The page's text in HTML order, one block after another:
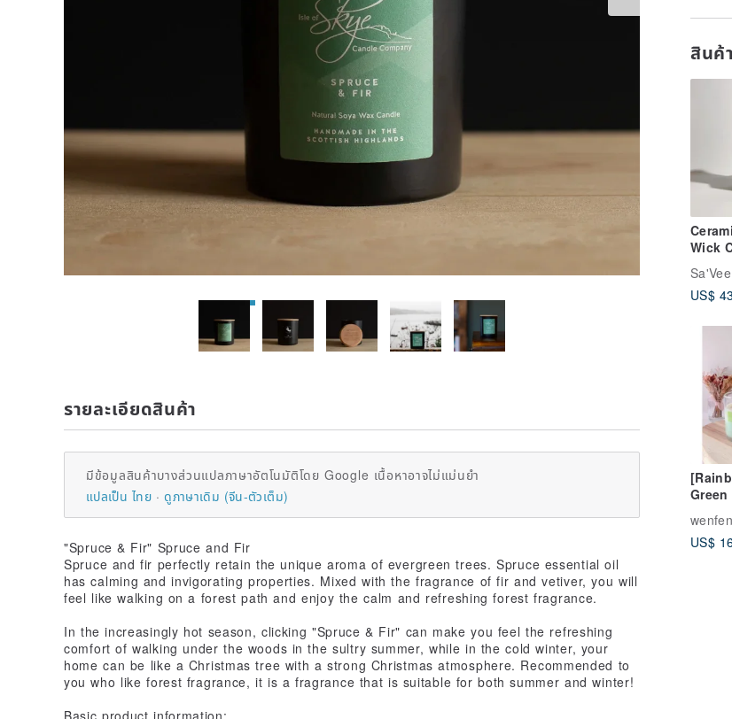
สินค้
Wick
Floral
Sa'Vee
US$
wood
US$
รายละเอียดสินค้า
มีข้อมูลสินค้าบางส่วนแปลภาษาอัตโนมัติโดย Google เนื้อหาอาจไม่แม่นยำ
แปลเป็น ไทย
ดูภาษาเดิม (จีน-ตัวเต็ม)
"Spruce & Fir" Spruce and Fir
Spruce and fir perfectly retain the unique aroma of evergreen trees. Spruce essential oil
has calming and invigorating properties. Mixed with the fragrance of fir and vetiver, you will
feel like walking on a forest path and enjoy the calm and refreshing forest fragrance.
In the increasingly hot season, clicking "Spruce & Fir" can make you feel the refreshing
comfort of walking under the woods in the sultry summer, while in the cold winter, your
home can be like a Christmas tree with a strong Christmas atmosphere. Recommended to
you who like forest fragrance, it is a fragrance that is suitable for both summer and winter!
Basic product information: